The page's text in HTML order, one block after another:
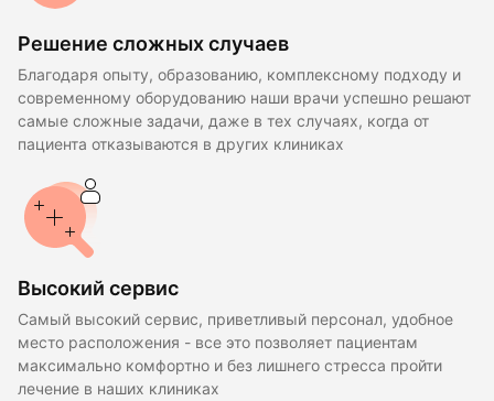
Решение сложных случаев
Благодаря опыту, образованию, комплексному подходу и
современному оборудованию наши врачи успешно решают
самые сложные задачи, даже в тех случаях, когда от
пациента отказываются в других клиниках
Высокий сервис
Самый высокий сервис, приветливый персонал, удобное
место расположения - все это позволяет пациентам
максимально комфортно и без лишнего стресса пройти
лечение в наших клиниках